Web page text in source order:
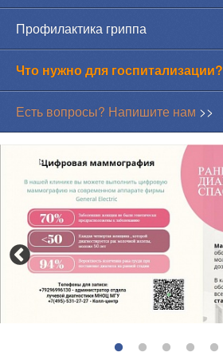
Профилактика гриппа
Что нужно для госпитализации?
Есть вопросы? Напишите нам >>